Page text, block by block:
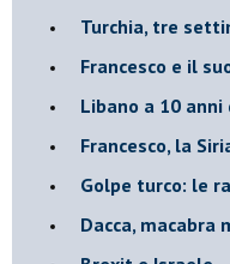
Turchia, tre
Francesco e il
Libano a 10
Francesco, la
Golpe turco: le
Dacca, macabra